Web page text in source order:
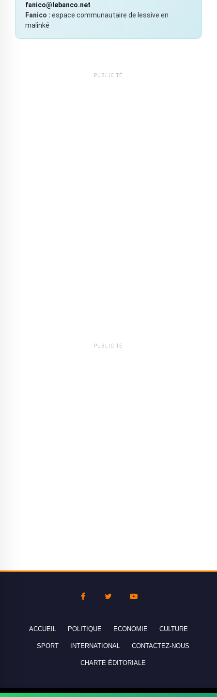
fanico@lebanco.net
Fanico : espace communautaire de lessive en
malinké
PUBLICITÉ
PUBLICITÉ
ACCUEIL POLITIQUE ECONOMIE CULTURE
SPORT INTERNATIONAL CONTACTEZ-NOUS
CHARTE ÉDITORIALE